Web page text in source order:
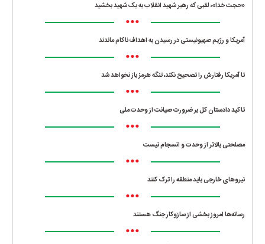
«حجت خدا»، لقبی که رهبر شهید انقلاب به یک شهید بخشید
•••
آمریکا و رژیم صهیونیستی در رسیدن به اهداف ناکام ماندند
•••
تا آمریکا رفتارش را تصحیح نکند، تنگه هرمز باز نخواهد شد
•••
تاکید دادستان کل بر ضرورت صیانت از وحدت ملی
•••
مصلحتی بالاتر از وحدت و انسجام نیست
•••
نیروهای خارجی باید منطقه را ترک کنند
•••
رسانه‌ها امروز بخشی از سازوکار جنگ هستند
•••